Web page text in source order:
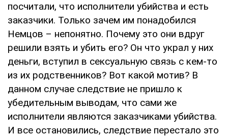
посчитали, что исполнители убийства и есть
заказчики. Только зачем им понадобился
Немцов – непонятно. Почему это они вдруг
решили взять и убить его? Он что украл у них
деньги, вступил в сексуальную связь с кем-то
из их родственников? Вот какой мотив? В
данном случае следствие не пришло к
убедительным выводам, что сами же
исполнители являются заказчиками убийства.
И все остановились, следствие перестало это